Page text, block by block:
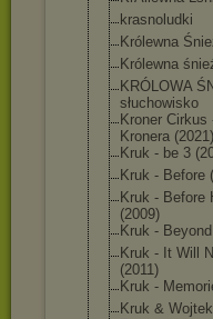
krasnoludki
Królewna
Królewna
KRÓLOWA
słuchowisko
Kroner Cirkus
Kronera (2021)
Kruk - be 3
Kruk - Before
Kruk - Before
(2009)
Kruk -
Kruk - It Will
(2011)
Kruk -
Kruk &